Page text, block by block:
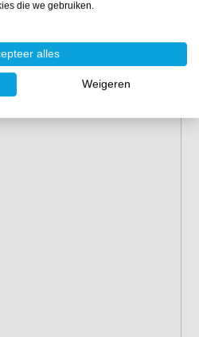
die we gebruiken.
alles
Weigeren